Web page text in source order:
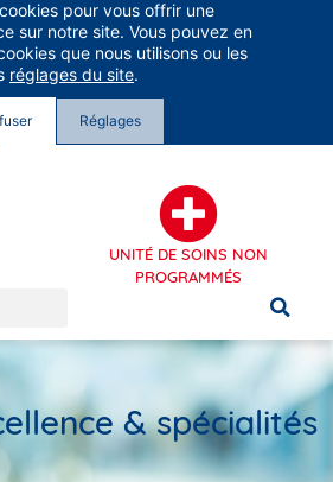
Groupe Vivalto Santé
Entre nous, la vie
UNITÉ DE SOINS NON
PROGRAMMÉS
& spécialités
pour vous offrir une
sur notre site. Vous pouvez en
que nous utilisons ou les
réglages du site.
Réglages